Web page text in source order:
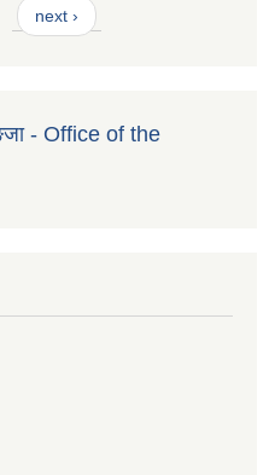
next ›
- Office of the